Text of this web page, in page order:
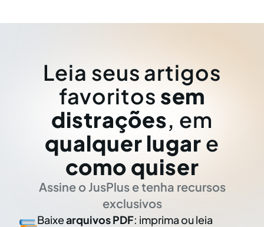
Leia seus artigos
favoritos sem
distrações, em
qualquer lugar e
como quiser
Assine o JusPlus e tenha recursos
exclusivos
Baixearquivos PDF: imprima ou leia